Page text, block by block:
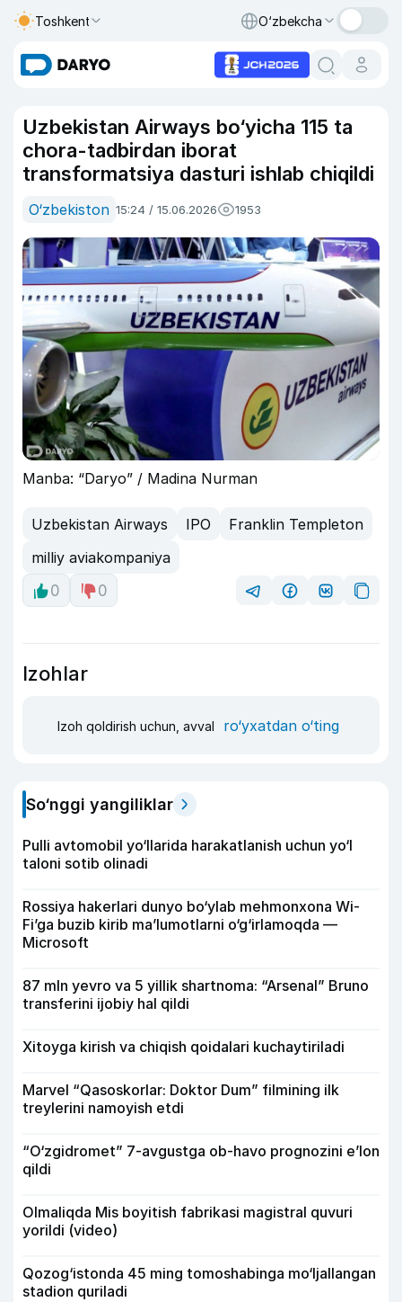
Toshkent O‘zbekcha
Uzbekistan Airways bo‘yicha 115 ta
chora-tadbirdan iborat
transformatsiya dasturi ishlab chiqildi
O‘zbekiston 15:24 / 15.06.2026 1953
Manba: “Daryo” / Madina Nurman
Uzbekistan Airways IPO
Franklin Templeton
milliy aviakompaniya
0
0
Izohlar
Izoh qoldirish uchun, avval ro‘yxatdan o‘ting
So‘nggi yangiliklar
Pulli avtomobil yo‘llarida harakatlanish uchun yo‘l
taloni sotib olinadi
Rossiya hakerlari dunyo bo‘ylab mehmonxona Wi-
Fi’ga buzib kirib ma’lumotlarni o‘g‘irlamoqda —
Microsoft
87 mln yevro va 5 yillik shartnoma: “Arsenal” Bruno
transferini ijobiy hal qildi
Xitoyga kirish va chiqish qoidalari kuchaytiriladi
Marvel “Qasoskorlar: Doktor Dum” filmining ilk
treylerini namoyish etdi
“O‘zgidromet” 7-avgustga ob-havo prognozini e’lon
qildi
Olmaliqda Mis boyitish fabrikasi magistral quvuri
yorildi (video)
Qozog‘istonda 45 ming tomoshabinga mo‘ljallangan
stadion quriladi